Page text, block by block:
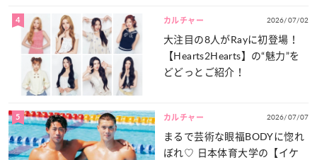
4 カルチャー 2026/07/02
大注目の8人がRayに初登場！
【Hearts2Hearts】の“魅力”を
どどっとご紹介！
5 カルチャー 2026/07/07
まるで芸術な眼福BODYに惚れ
ぼれ♡ 日本体育大学の【イケ